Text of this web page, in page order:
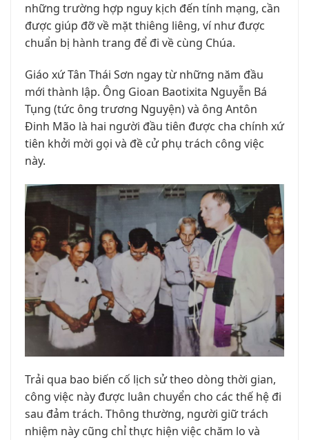
những trường hợp nguy kịch đến tính mạng, cần
được giúp đỡ về mặt thiêng liêng, ví như được
chuẩn bị hành trang để đi về cùng Chúa.
Giáo xứ Tân Thái Sơn ngay từ những năm đầu
mới thành lập. Ông Gioan Baotixita Nguyễn Bá
Tụng (tức ông trương Nguyện) và ông Antôn
Đinh Mão là hai người đầu tiên được cha chính xứ
tiên khởi mời gọi và đề cử phụ trách công việc
này.
Trải qua bao biến cố lịch sử theo dòng thời gian,
công việc này được luân chuyển cho các thế hệ đi
sau đảm trách. Thông thường, người giữ trách
nhiệm này cũng chỉ thực hiện việc chăm lo và